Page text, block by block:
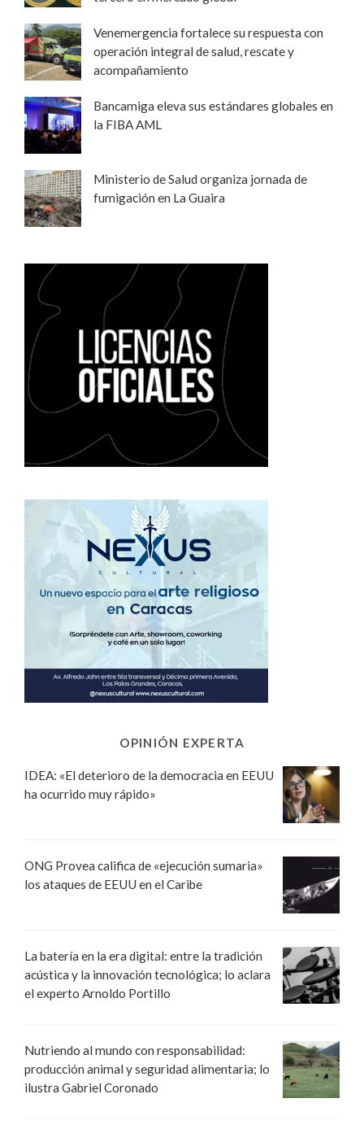
Venemergencia fortalece su respuesta con
operación integral de salud, rescate y
acompañamiento
Bancamiga eleva sus estándares globales en
la FIBA AML
Ministerio de Salud organiza jornada de
fumigación en La Guaira
OPINIÓN EXPERTA
IDEA: «El deterioro de la democracia en EEUU
ha ocurrido muy rápido»
ONG Provea califica de «ejecución sumaria»
los ataques de EEUU en el Caribe
La batería en la era digital: entre la tradición
acústica y la innovación tecnológica; lo aclara
el experto Arnoldo Portillo
Nutriendo al mundo con responsabilidad:
producción animal y seguridad alimentaria; lo
ilustra Gabriel Coronado